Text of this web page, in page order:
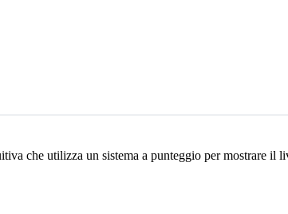
che utilizza un sistema a punteggio per mostrare il